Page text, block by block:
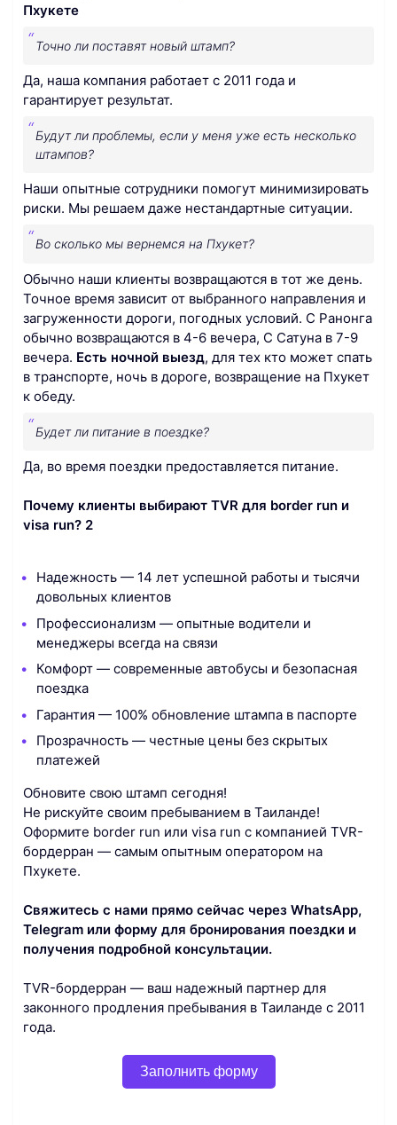
Пхукете
Точно ли поставят новый штамп?
Да, наша компания работает с 2011 года и
гарантирует результат.
Будут ли проблемы, если у меня уже есть несколько
штампов?
Наши опытные сотрудники помогут минимизировать
риски. Мы решаем даже нестандартные ситуации.
Во сколько мы вернемся на Пхукет?
Обычно наши клиенты возвращаются в тот же день.
Точное время зависит от выбранного направления и
загруженности дороги, погодных условий. С Ранонга
обычно возвращаются в 4-6 вечера, С Сатуна в 7-9
вечера. Есть ночной выезд, для тех кто может спать
в транспорте, ночь в дороге, возвращение на Пхукет
к обеду.
Будет ли питание в поездке?
Да, во время поездки предоставляется питание.
Почему клиенты выбирают TVR для border run и
visa run? 2
Надежность — 14 лет успешной работы и тысячи
довольных клиентов
Профессионализм — опытные водители и
менеджеры всегда на связи
Комфорт — современные автобусы и безопасная
поездка
Гарантия — 100% обновление штампа в паспорте
Прозрачность — честные цены без скрытых
платежей
Обновите свою штамп сегодня!
Не рискуйте своим пребыванием в Таиланде!
Оформите border run или visa run с компанией TVR-
бордерран — самым опытным оператором на
Пхукете.
Свяжитесь с нами прямо сейчас через WhatsApp,
Telegram или форму для бронирования поездки и
получения подробной консультации.
TVR-бордерран — ваш надежный партнер для
законного продления пребывания в Таиланде с 2011
года.
Заполнить форму